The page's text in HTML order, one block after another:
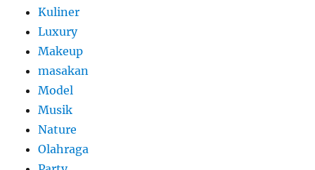
Kuliner
Luxury
Makeup
masakan
Model
Musik
Nature
Olahraga